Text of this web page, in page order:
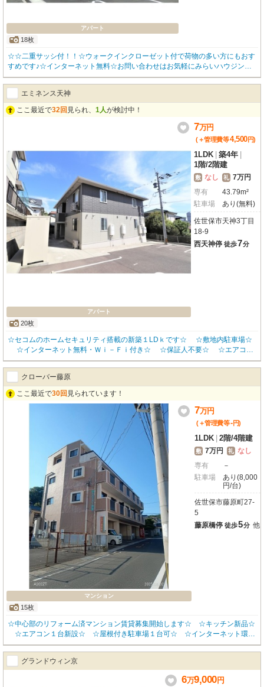
アパート
18枚
☆☆二重サッシ付！！☆ウォークインクローゼット付で荷物の多い方にもおす
すめです♪☆インターネット無料☆お問い合わせはお気軽にみらいハウジング
まで☆☆
エミネンス天神
ここ最近で32回 見られ、 1人が検討中！
アパート
20枚
7万円
(＋管理費等4,500円)
1LDK 築4年
1階/2階建
敷 なし 礼 7万円
専有
43.79m²
駐車場
あり(無料)
佐世保市天神3丁目
18-9
西天神停 徒歩7分
☆セコムのホームセキュリティ搭載の新築１LDｋです☆ ☆敷地内駐車場☆
☆インターネット無料・Ｗｉ－Ｆｉ付き☆ ☆保証人不要☆ ☆エアコン
２台付き☆ ☆システムキッチン☆ ☆温水洗浄便座☆ ☆追炊き☆ ☆Ｔ
Ｖ付きインターホン☆ ☆独立洗面台完備☆お問い合わせはお気軽にみらいハ
ウジングまで☆☆
クローバー藤原
ここ最近で30回 見られています！
マンション
15枚
7万円
(＋管理費等-円)
1LDK 2階/4階建
敷 7万円 礼 なし
専有
－
駐車場
あり(8,000
円/台)
佐世保市藤原町27-
5
藤原橋停 徒歩5分 他
☆中心部のリフォーム済マンション賃貸募集開始します☆ ☆キッチン新品☆
☆エアコン１台新設☆ ☆屋根付き駐車場１台可☆ ☆インターネット環境
有☆ ☆プロパンガス☆☆国道まで徒歩５分と交通便利な場所です☆ ☆エレ
ベーター☆ ☆ガスコンロ付き☆ ☆お問い合わせはお気軽にみらいハウジン
グまで☆☆
グランドウィン京
6万9,000円